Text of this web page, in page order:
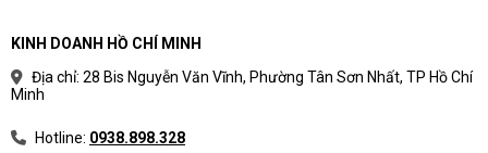
KINH DOANH HỒ CHÍ MINH
Địa chỉ: 28 Bis Nguyễn Văn Vĩnh, Phường Tân Sơn Nhất, TP Hồ Chí
Minh
Hotline: 0938.898.328